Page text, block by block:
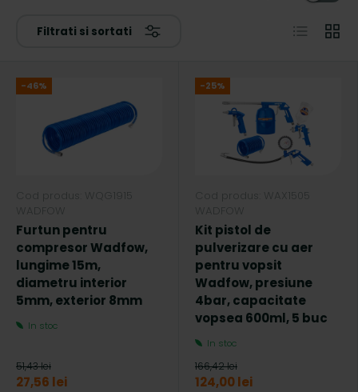
Filtrati si sortati Lista Grila
-46%
Cod produs: WQG1915
WADFOW
Furtun pentru
compresor Wadfow,
lungime 15m,
diametru interior
5mm, exterior 8mm
In stoc
27,56 lei
51,43 lei
-25%
Cod produs: WAX1505
WADFOW
Kit pistol de
pulverizare cu aer
pentru vopsit
Wadfow, presiune
4bar, capacitate
vopsea 600ml, 5 buc
In stoc
124,00 lei
166,42 lei